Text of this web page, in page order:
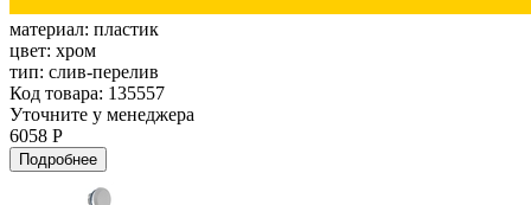
материал: пластик
цвет: хром
тип: слив-перелив
Код товара: 135557
Уточните у менеджера
6058 Р
Подробнее